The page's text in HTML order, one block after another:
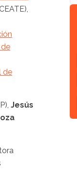
de
Jesús